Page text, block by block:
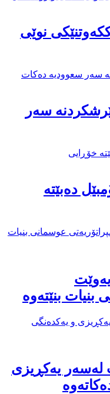
نوێی
سەر
دەبێتە
بنیات بنێتەوە
لەسەر یەکڕیزی